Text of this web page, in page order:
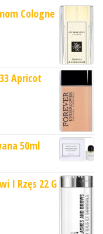
Cologne
Apricot
50ml
I Rzęs 22 G